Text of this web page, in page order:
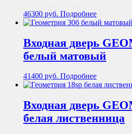
46300 руб. Подробнее
Входная дверь
белый матовый
41400 руб. Подробнее
Входная дверь
белая лиственница